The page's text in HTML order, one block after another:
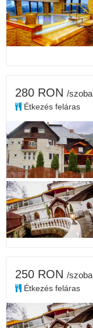
280 RON /szoba
Étkezés feláras
250 RON /szoba
Étkezés feláras